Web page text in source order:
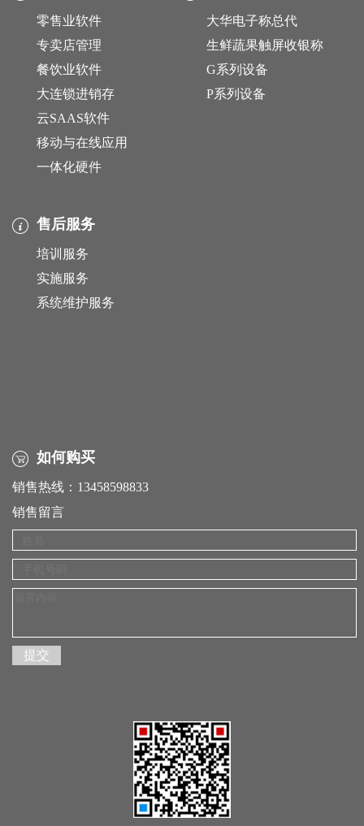
零售业软件
专卖店管理
餐饮业软件
大连锁进销存
云SAAS软件
移动与在线应用
一体化硬件
大华电子称总代
生鲜蔬果触屏收银称
G系列设备
P系列设备
售后服务
培训服务
实施服务
系统维护服务
如何购买
销售热线：13458598833
销售留言